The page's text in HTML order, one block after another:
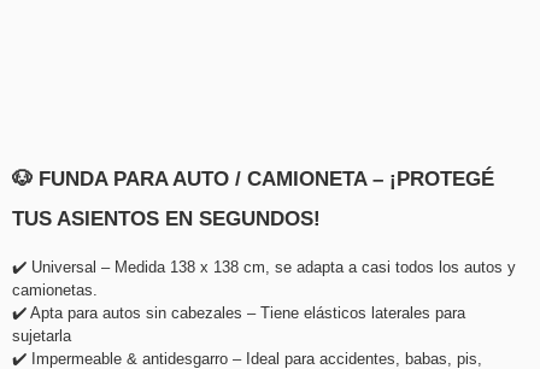
🐶 FUNDA PARA AUTO / CAMIONETA – ¡PROTEGÉ
TUS ASIENTOS EN SEGUNDOS!
✔️ Universal – Medida 138 x 138 cm, se adapta a casi todos los autos y
camionetas.
✔️ Apta para autos sin cabezales – Tiene elásticos laterales para
sujetarla
✔️ Impermeable & antidesgarro – Ideal para accidentes, babas, pis,